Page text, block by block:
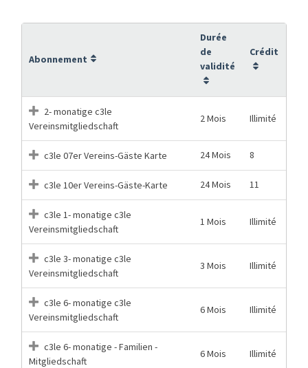
Abonnement
Durée
de
validité
Crédit
2- monatige c3le
Vereinsmitgliedschaft
2 Mois Illimité
c3le 07er Vereins-Gäste Karte 24 Mois 8
c3le 10er Vereins-Gäste-Karte 24 Mois 11
c3le 1- monatige c3le
Vereinsmitgliedschaft
1 Mois Illimité
c3le 3- monatige c3le
Vereinsmitgliedschaft
3 Mois Illimité
c3le 6- monatige c3le
Vereinsmitgliedschaft
6 Mois Illimité
c3le 6- monatige - Familien -
Mitgliedschaft
6 Mois Illimité